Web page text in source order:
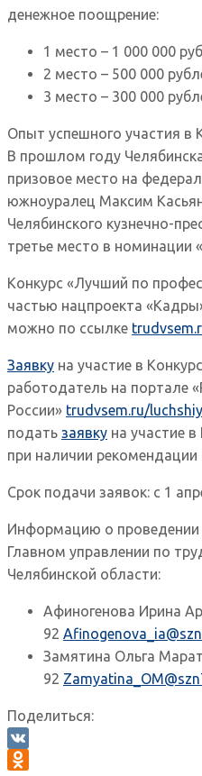
денежное поощрение:
1 место – 1 000 000
2 место – 500 000
3 место – 300 000
Опыт успешного участия в
В прошлом году
призовое место на
южноуралец Максим
Челябинского кузнечно-
третье место в номинации
Конкурс «Лучший по
частью нацпроекта
можно по ссылке
Заявку на участие в
работодатель на портале
России» trudvsem.ru/luchshiy
подать заявку на участие
при наличии
Срок подачи заявок: с 1
Информацию о проведении
Главном управлении по
Челябинской области:
Афиногенова Ирина
92
Замятина Ольга
92
Поделиться:
VK